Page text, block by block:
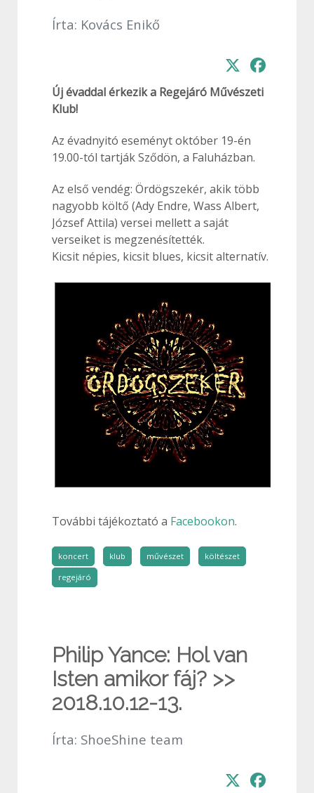
Írta: Kovács Enikő
Új évaddal érkezik a Regejáró Művészeti
Klub!
Az évadnyitó eseményt október 19-én
19.00-tól tartják Sződön, a Faluházban.
Az első vendég: Ördögszekér, akik több
nagyobb költő (Ady Endre, Wass Albert,
József Attila) versei mellett a saját
verseiket is megzenésítették.
Kicsit népies, kicsit blues, kicsit alternatív.
További tájékoztató a Facebookon.
koncert klub művészet
költészet
regejáró
Philip Yance: Hol van
Isten amikor fáj? >>
2018.10.12-13.
Írta: ShoeShine team